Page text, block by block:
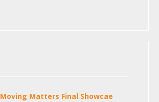
Moving Matters Final Showcae